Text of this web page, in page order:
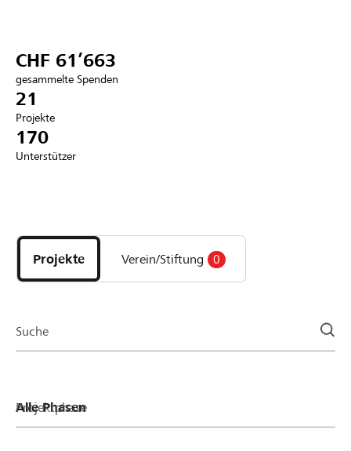
Anmelden
Registrieren
CHF 61’663
gesammelte Spenden
21
Projekte
170
Unterstützer
Projekte
und
Organisationen
Projekte Verein/Stiftung 0
Suche
Projektphase